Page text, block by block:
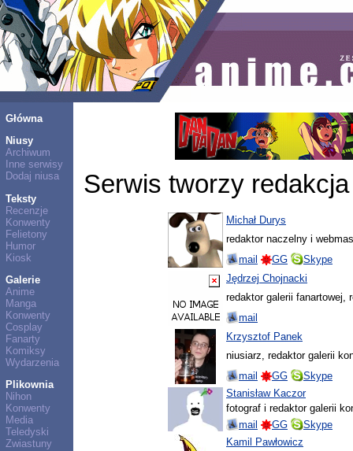
Główna
Niusy
Archiwum
Inne serwisy
Dodaj niusa
Teksty
Recenzje
Konwenty
Felietony
Humor
Kiosk
Galerie
Anime
Manga
Konwenty
Cosplay
Fanarty
Komiksy
Wydarzenia
Plikownia
Nihon
Konwenty
Media
Teledyski
Zwiastuny
Serwis tworzy redakcja
Michał Durys
redaktor naczelny i
mail
GG
Skype
Jędrzej Chojnacki
redaktor galerii fanartowej,
mail
Krzysztof Panek
niusiarz, redaktor galerii
mail
GG
Skype
Stanisław Kaczor
fotograf i redaktor galerii
mail
GG
Skype
Kamil Pawłowicz